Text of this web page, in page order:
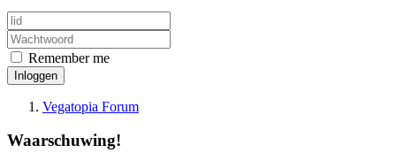
Remember me
Inloggen
Vegatopia Forum
Waarschuwing!